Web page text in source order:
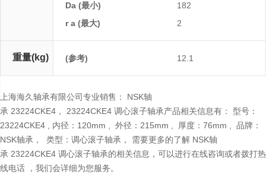
Da (最小)
182
r a (最大)
2
重量(kg) (参考) 12.1
上海海久轴承有限公司专业销售： NSK轴
承 23224CKE4， 23224CKE4 调心滚子轴承产品相关信息有： 型号：
23224CKE4 , 内径：120mm , 外径：215mm , 厚度：76mm , 品牌：
NSK轴承， 类型：调心滚子轴承， 需要更多的了解 NSK轴
承 23224CKE4 调心滚子轴承的相关信息，可以进行在线咨询或者拨打热
线电话 ，我们会详细为您服务。